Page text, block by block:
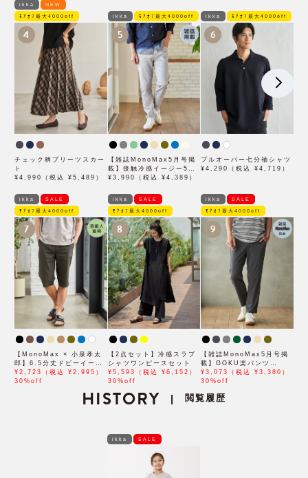
ikka NEW
ﾓｱｵﾌ最大4000off
4
チェック柄プリーツスカー
ト
¥4,990（税込 ¥5,489）
ikka ﾓｱｵﾌ最大4000off
5
【雑誌MonoMax5月号掲
載】接触冷感イージー5ポ
ケット
¥3,990（税込 ¥4,389）
ikka ﾓｱｵﾌ最大4000off
6
プルオーバー七分袖シャツ
¥4,290（税込 ¥4,719）
ikka SALE
ﾓｱｵﾌ最大4000off
7
【MonoMax × 小泉孝太
郎】6.5分丈ドビーイージ
ーハーフパンツ「小泉孝太
郎さん着用モデル」
¥2,723（税込 ¥2,995）
30%off
ikka SALE
ﾓｱｵﾌ最大4000off
8
【2点セット】冷感スラブ
シャツワンピースセット
¥5,593（税込 ¥6,152）
30%off
ikka SALE
ﾓｱｵﾌ最大4000off
9
【雑誌MonoMax5月号掲
載】GOKU楽パンツ
EASY STRETCH 冷感ア
ンクル【接触冷感】「小泉
¥3,073（税込 ¥3,380）
30%off
HISTORY | 閲覧履歴
ikka SALE